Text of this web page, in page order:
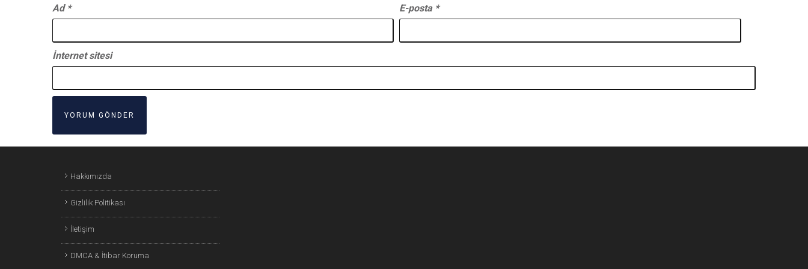
Ad * E-posta *
İnternet sitesi
Hakkımızda
Gizlilik Politikası
İletişim
DMCA & İtibar Koruma